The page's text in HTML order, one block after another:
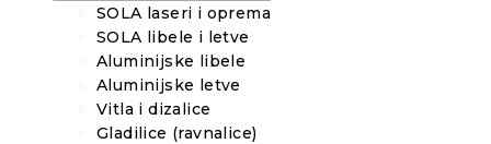
SOLA laseri i oprema
SOLA libele i letve
Aluminijske libele
Aluminijske letve
Vitla i dizalice
Gladilice (ravnalice)